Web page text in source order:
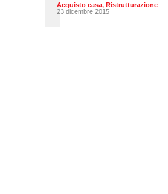
Acquisto casa, Ristrutturazione
23 dicembre 2015